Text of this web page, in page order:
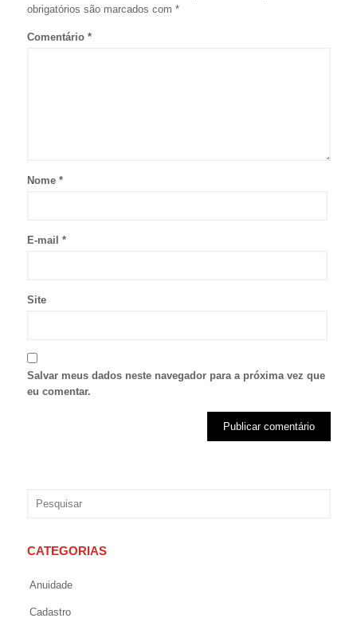
obrigatórios são marcados com *
Comentário *
Nome *
E-mail *
Site
Salvar meus dados neste navegador para a próxima vez que
eu comentar.
CATEGORIAS
Anuidade
Cadastro